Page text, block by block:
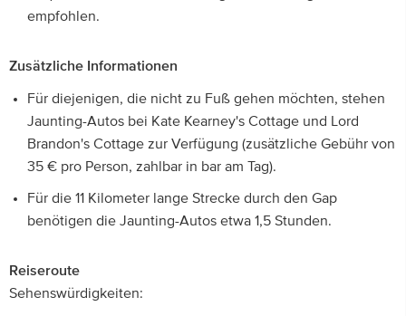
empfohlen.
Zusätzliche Informationen
Für diejenigen, die nicht zu Fuß gehen möchten, stehen
Jaunting-Autos bei Kate Kearney's Cottage und Lord
Brandon's Cottage zur Verfügung (zusätzliche Gebühr von
35 € pro Person, zahlbar in bar am Tag).
Für die 11 Kilometer lange Strecke durch den Gap
benötigen die Jaunting-Autos etwa 1,5 Stunden.
Reiseroute
Sehenswürdigkeiten: